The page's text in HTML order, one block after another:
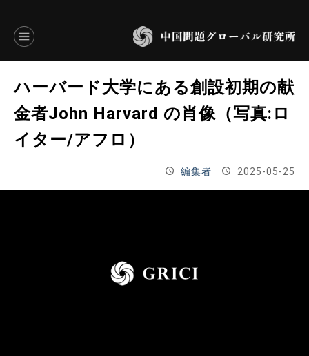
ENGLISH
JAPANESE
ハーバード大学にある創設初期の献
金者John Harvard の肖像（写真:ロ
イター/アフロ）
編集者 2025-05-25